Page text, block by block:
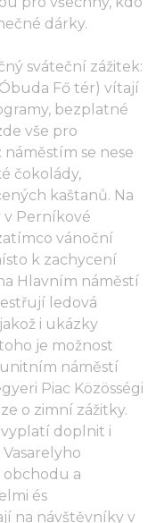
dárky.
sváteční zážitek:
Fő tér) vítají
bezplatné
vše pro
se nese
čokolády,
kaštanů. Na
v Perníkové
vánoční
k zachycení
Hlavním náměstí
ledová
i ukázky
je možnost
náměstí
Piac Közösségi
o zimní zážitky.
doplnit i
a
és
na návštěvníky v